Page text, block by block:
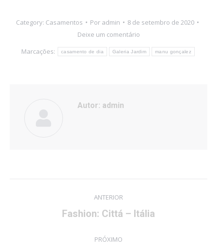
Category: Casamentos Por admin
8 de setembro de 2020
Deixe um comentário
Marcações:
casamento de dia Galeria Jardim manu gonçalez
Autor: admin
ANTERIOR
Post
Fashion: Cittá – Itália
PRÓXIMO